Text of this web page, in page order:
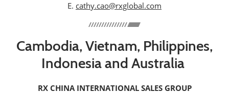
E. cathy.cao@rxglobal.com
Cambodia, Vietnam, Philippines,
Indonesia and Australia
RX CHINA INTERNATIONAL SALES GROUP